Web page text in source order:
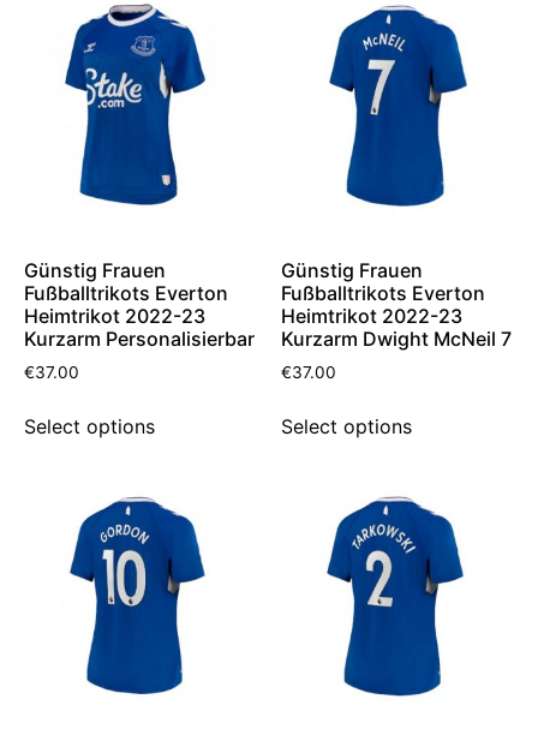
Günstig Frauen
Fußballtrikots Everton
Heimtrikot 2022-23
Kurzarm Personalisierbar
€37.00
Select options
Günstig Frauen
Fußballtrikots Everton
Heimtrikot 2022-23
Kurzarm Dwight McNeil 7
€37.00
Select options